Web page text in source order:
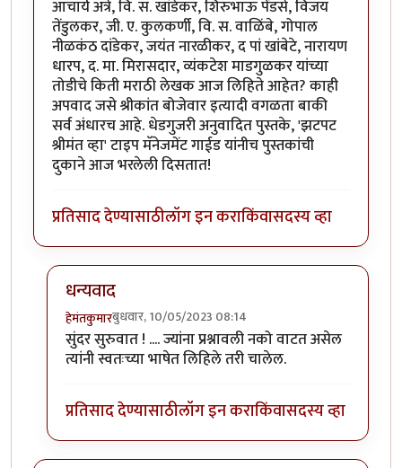
आचार्य अत्रे, वि. स. खांडेकर, शिरुभाऊ पेंडसे, विजय
तेंडुलकर, जी. ए. कुलकर्णी, वि. स. वाळिंबे, गोपाल
नीळकंठ दांडेकर, जयंत नारळीकर, द पां खांबेटे, नारायण
धारप, द. मा. मिरासदार, व्यंकटेश माडगुळकर यांच्या
तोडीचे किती मराठी लेखक आज लिहिते आहेत? काही
अपवाद जसे श्रीकांत बोजेवार इत्यादी वगळता बाकी
सर्व अंधारच आहे. धेडगुजरी अनुवादित पुस्तके, 'झटपट
श्रीमंत व्हा' टाइप मॅनेजमेंट गाईड यांनीच पुस्तकांची
दुकाने आज भरलेली दिसतात!
प्रतिसाद देण्यासाठीलॉग इन कराकिंवासदस्य व्हा
धन्यवाद
हेमंतकुमारबुधवार, 10/05/2023 08:14
In reply toइतकं कोण टाइप करणार म्हणूनbyमनो
सुंदर सुरुवात ! .... ज्यांना प्रश्नावली नको वाटत असेल
त्यांनी स्वतःच्या भाषेत लिहिले तरी चालेल.
प्रतिसाद देण्यासाठीलॉग इन कराकिंवासदस्य व्हा